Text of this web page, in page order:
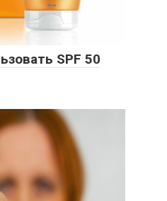
SPF 50